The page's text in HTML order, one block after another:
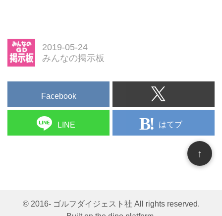
2019-05-24
みんなの掲示板
Facebook
LINE はてブ
© 2016- ゴルフダイジェスト社 All rights reserved.
↑